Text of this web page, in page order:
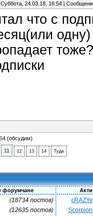
Суббота, 24.03.18, 16:54 |
что с
одну)
(обсудим)
11 12 13 14 Туда
форумчане
(18734 постов)
(12635 постов)